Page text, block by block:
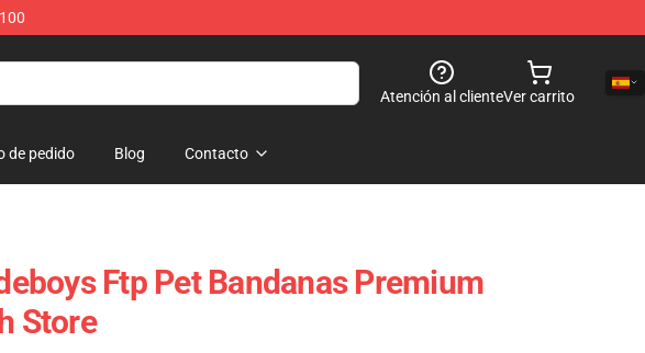
Atención al clienteVer carrito
de pedido Blog Contacto
Ftp Pet Bandanas Premium
Store